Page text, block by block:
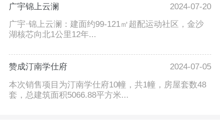
广宇锦上云澜
2024-07-20
广宇·锦上云澜：建面约99-121㎡超配运动社区，金沙
湖核芯向北1公里12年...
赞成汀南学仕府
2024-07-05
本次销售项目为汀南学仕府10幢，共1幢，房屋套数48
套，总建筑面积5066.88平方米...